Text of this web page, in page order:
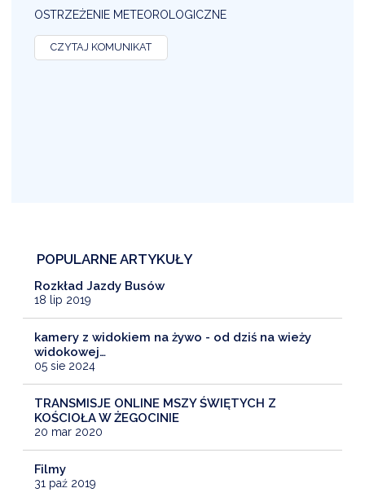
OSTRZEŻENIE METEOROLOGICZNE
CZYTAJ KOMUNIKAT
POPULARNE ARTYKUŁY
Rozkład Jazdy Busów
18 lip 2019
kamery z widokiem na żywo - od dziś na wieży
widokowej…
05 sie 2024
TRANSMISJE ONLINE MSZY ŚWIĘTYCH Z
KOŚCIOŁA W ŻEGOCINIE
20 mar 2020
Filmy
31 paź 2019